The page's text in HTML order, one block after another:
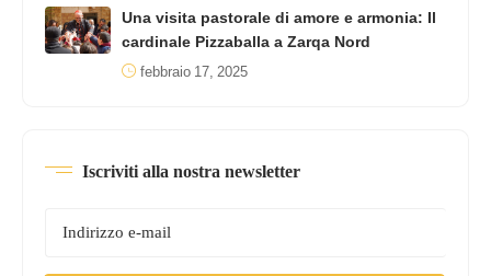
Una visita pastorale di amore e armonia: Il
cardinale Pizzaballa a Zarqa Nord
febbraio 17, 2025
Iscriviti alla nostra newsletter